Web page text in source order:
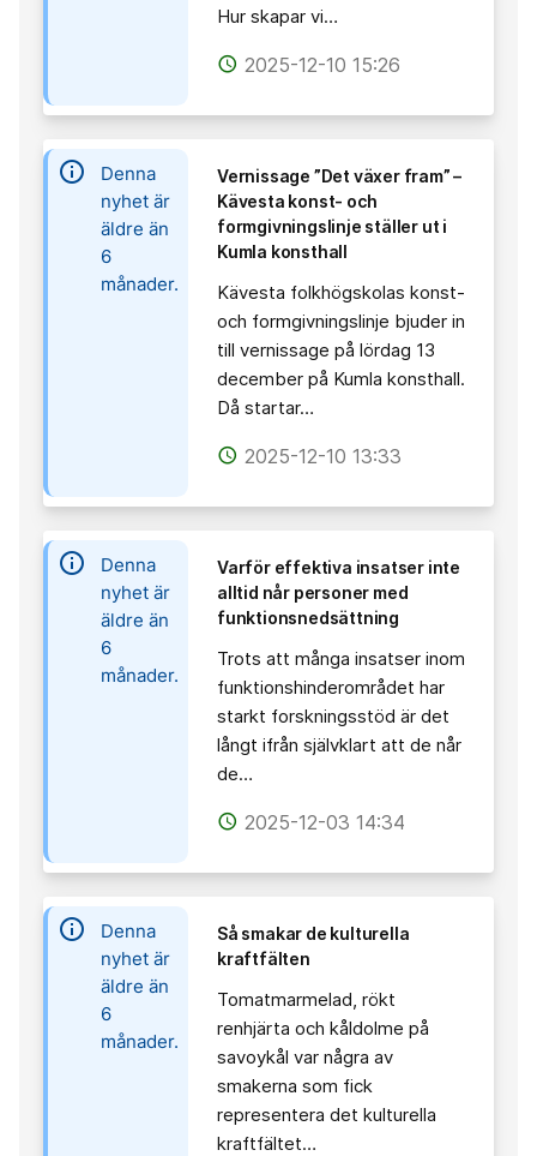
Hur skapar vi…
access_time 2025-12-10 15:26
information
Denna
nyhet är
äldre än
6
månader.
Vernissage ”Det växer fram” –
Kävesta konst- och
formgivningslinje ställer ut i
Kumla konsthall
Kävesta folkhögskolas konst-
och formgivningslinje bjuder in
till vernissage på lördag 13
december på Kumla konsthall.
Då startar…
access_time 2025-12-10 13:33
information
Denna
nyhet är
äldre än
6
månader.
Varför effektiva insatser inte
alltid når personer med
funktionsnedsättning
Trots att många insatser inom
funktionshinderområdet har
starkt forskningsstöd är det
långt ifrån självklart att de når
de…
access_time 2025-12-03 14:34
information
Denna
nyhet är
äldre än
6
månader.
Så smakar de kulturella
kraftfälten
Tomatmarmelad, rökt
renhjärta och kåldolme på
savoykål var några av
smakerna som fick
representera det kulturella
kraftfältet…